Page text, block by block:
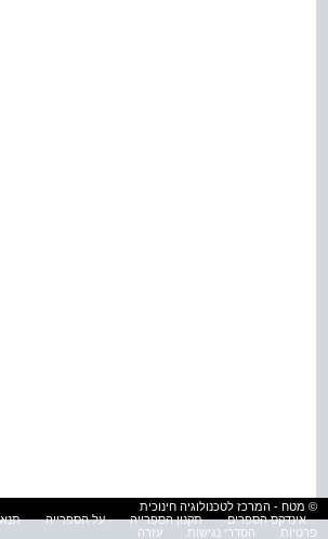
© מטח - המרכז לטכנולוגיה חינוכית
אינדקס הספרים
תקנון הספרייה על הספרייה
פרטיות
הסדרי נגישות עזרה